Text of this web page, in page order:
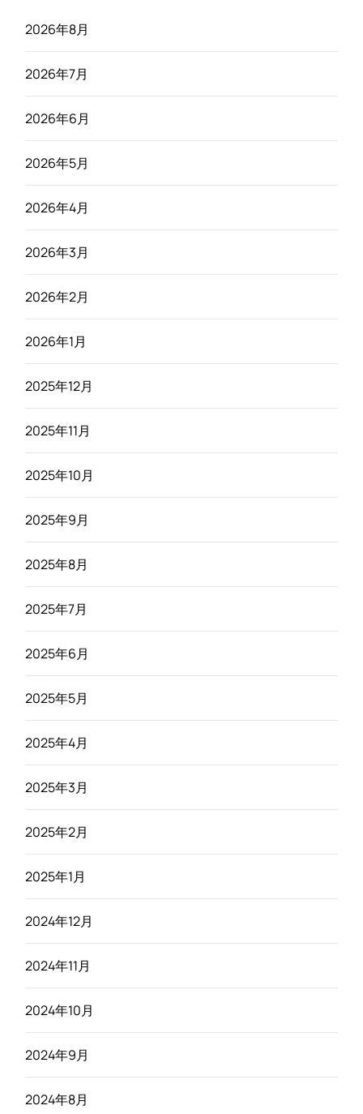
2026年8月
2026年7月
2026年6月
2026年5月
2026年4月
2026年3月
2026年2月
2026年1月
2025年12月
2025年11月
2025年10月
2025年9月
2025年8月
2025年7月
2025年6月
2025年5月
2025年4月
2025年3月
2025年2月
2025年1月
2024年12月
2024年11月
2024年10月
2024年9月
2024年8月